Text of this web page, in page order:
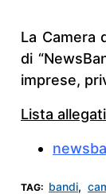
La Camera
di
imprese,
Lista
TAG: bandi,